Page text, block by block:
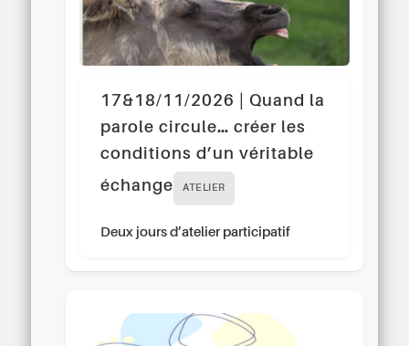
17&18/11/2026 | Quand la
parole circule… créer les
conditions d’un véritable
échange
ATELIER
Deux jours d’atelier participatif